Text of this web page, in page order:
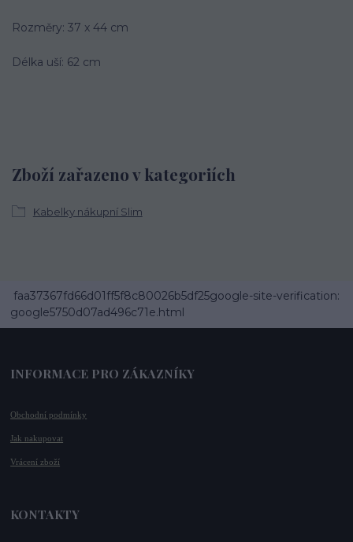
Rozměry: 37 x 44 cm
Délka uší: 62 cm
Zboží zařazeno v kategoriích
Kabelky nákupní Slim
faa37367fd66d01ff5f8c80026b5df25google-site-verification:
google5750d07ad496c71e.html
INFORMACE PRO ZÁKAZNÍKY
Obchodní podmínky
Jak nakupovat
Vrácení zboží
KONTAKTY